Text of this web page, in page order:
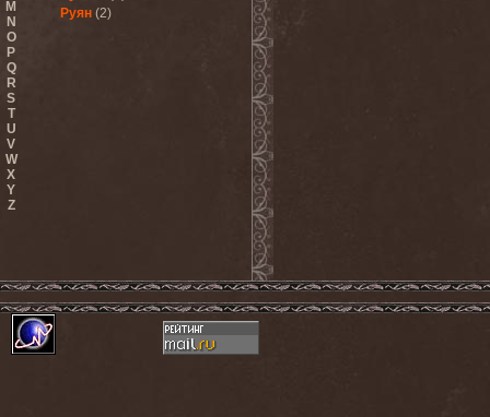
M
N
O
P
Q
R
S
T
U
V
W
X
Y
Z
Руян (2)